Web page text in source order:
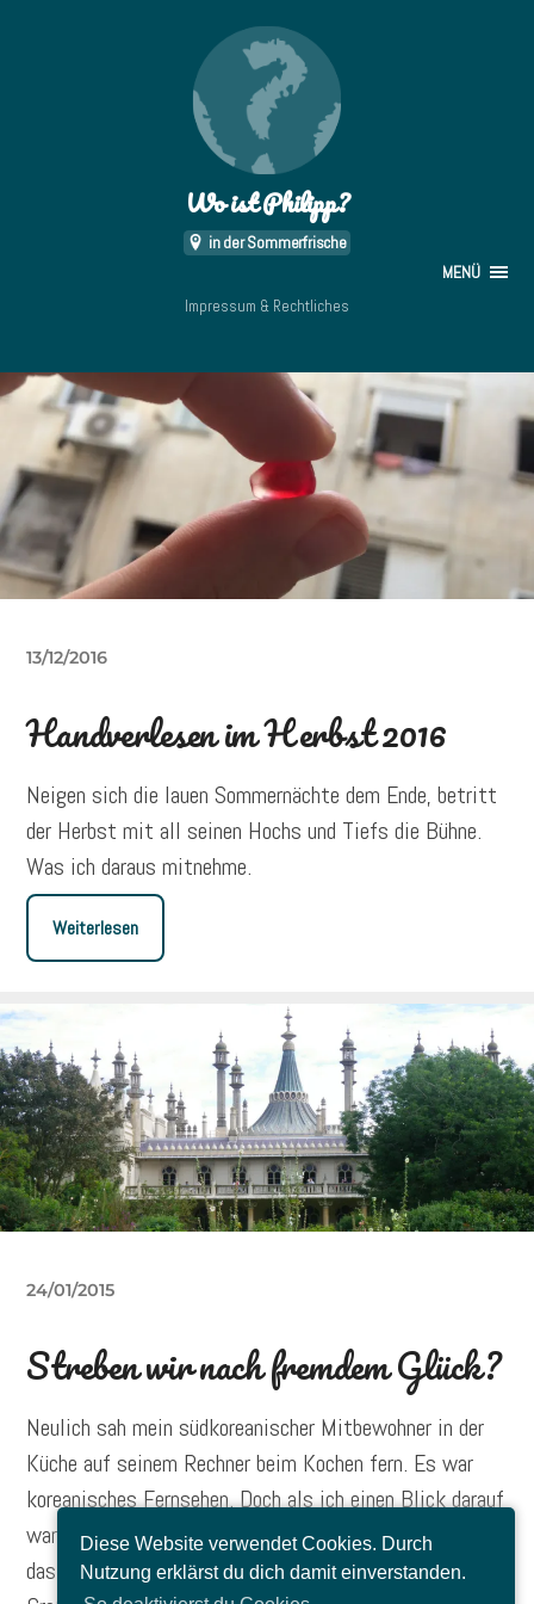
Diese Website verwendet Cookies. Durch
Nutzung erklärst du dich damit einverstanden.
Wo ist Philipp?
in der Sommerfrische
MENÜ
Impressum & Rechtliches
13/12/2016
Handverlesen im Herbst 2016
Neigen sich die lauen Sommernächte dem Ende, betritt
der Herbst mit all seinen Hochs und Tiefs die Bühne.
Was ich daraus mitnehme.
Weiterlesen
24/01/2015
Streben wir nach fremdem Glück?
Neulich sah mein südkoreanischer Mitbewohner in der
Küche auf seinem Rechner beim Kochen fern. Es war
koreanisches Fernsehen. Doch als ich einen Blick darauf
warf, sprang mit sofort eine Frage in den Kopf: Könnte
das nicht auch ein Fernsehprogramm in den USA, in